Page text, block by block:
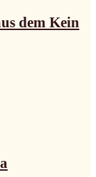
dem Kein